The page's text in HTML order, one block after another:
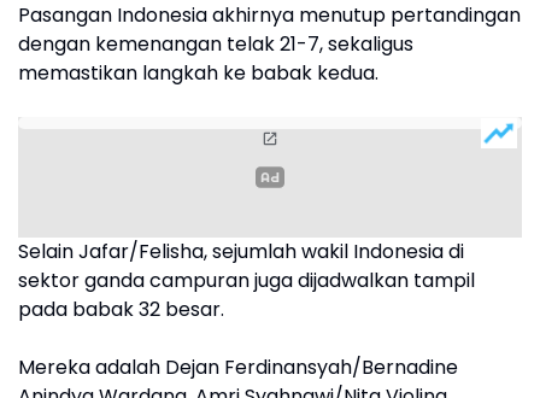
Pasangan Indonesia akhirnya menutup pertandingan
dengan kemenangan telak 21-7, sekaligus
memastikan langkah ke babak kedua.
Selain Jafar/Felisha, sejumlah wakil Indonesia di
sektor ganda campuran juga dijadwalkan tampil
pada babak 32 besar.
Mereka adalah Dejan Ferdinansyah/Bernadine